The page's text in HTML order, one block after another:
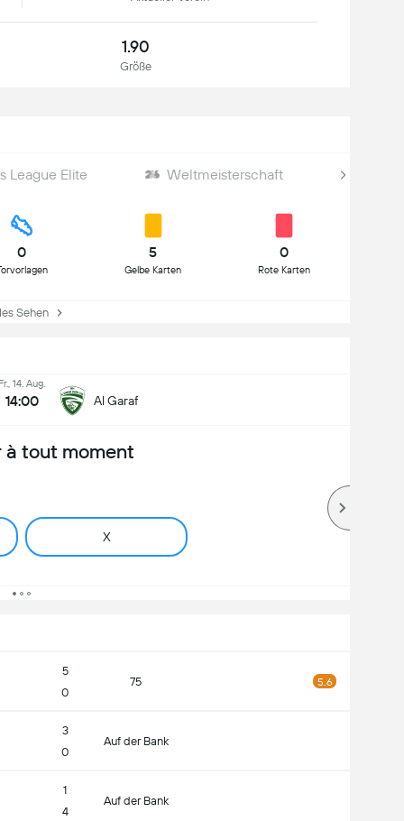
1.90
Größe
League Elite Weltmeisterschaft
0 5
Gelbe Karten
0
Rote Karten
Sehen
Fr., 14. Aug.
14:00 Al Garaf
à tout moment
X
5
0
75 5.6
3
0
Auf der Bank
1
4
Auf der Bank